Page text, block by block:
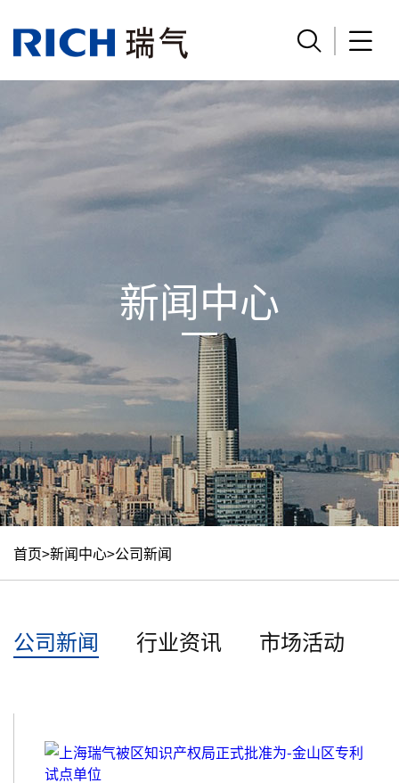
 
新闻中心
首页>新闻中心>公司新闻
公司新闻 行业资讯 市场活动